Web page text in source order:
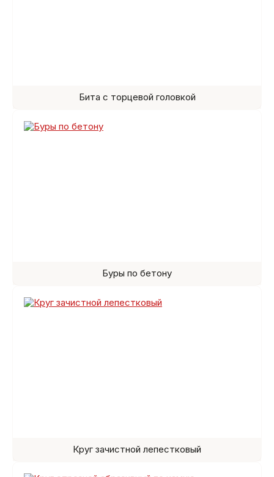
Бита с торцевой головкой
Буры по бетону
Круг зачистной лепестковый